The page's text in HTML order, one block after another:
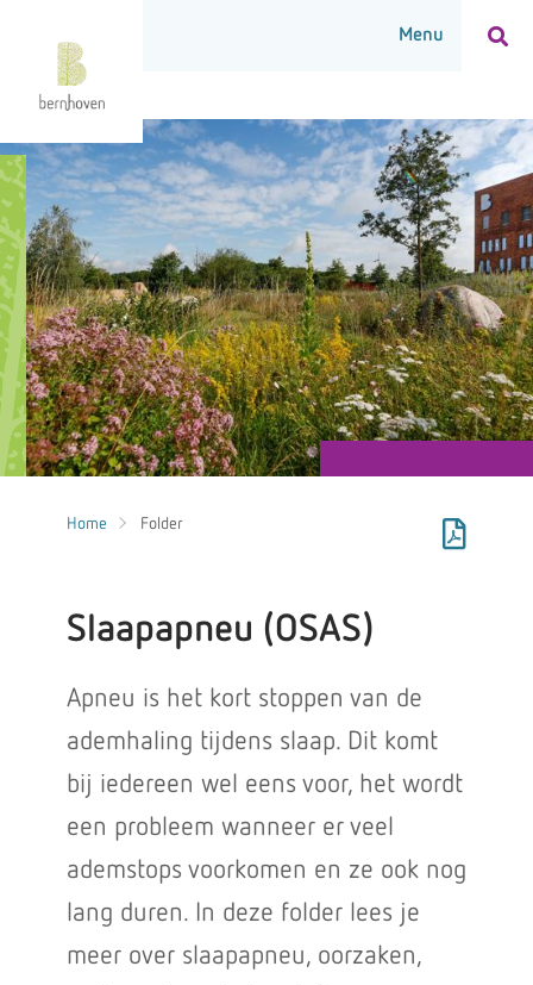
Home Folder
Slaapapneu (OSAS)
Apneu is het kort stoppen van de
ademhaling tijdens slaap. Dit komt
bij iedereen wel eens voor, het wordt
een probleem wanneer er veel
ademstops voorkomen en ze ook nog
lang duren. In deze folder lees je
meer over slaapapneu, oorzaken,